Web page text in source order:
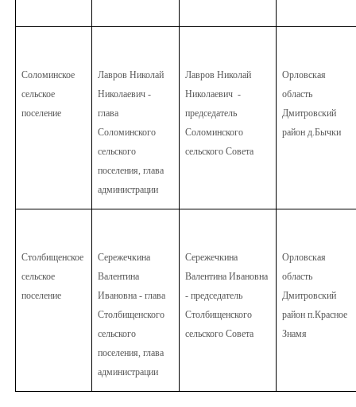
Соломинское
сельское
поселение
Лавров Николай
Николаевич -
глава
Соломинского
сельского
поселения, глава
администрации
Лавров Николай
Николаевич -
председатель
Соломинского
сельского Совета
Орловская
область
Дмитровский
район д.Бычки
Столбищенское
сельское
поселение
Сережечкина
Валентина
Ивановна - глава
Столбищенского
сельского
поселения, глава
администрации
Сережечкина
Валентина Ивановна
- председатель
Столбищенского
сельского Совета
Орловская
область
Дмитровский
район п.Красное
Знамя